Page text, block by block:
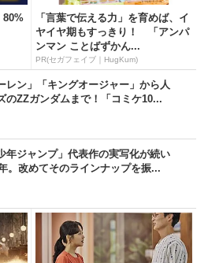
80%
「言葉で伝える力」を育めば、イ
ヤイヤ期もすっきり！ 「アンパ
ンマン ことばずかん...
PR(セガフェイブ｜HugKum)
レン」「キングオージャー」から人
のZZガンダムまで！「コミケ10...
年ジャンプ」代表作の実写化が続い
。改めてそのラインナップを振...